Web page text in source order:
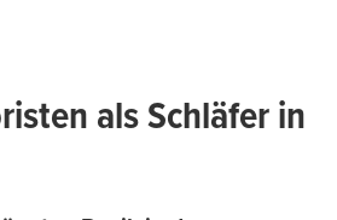
als Schläfer in